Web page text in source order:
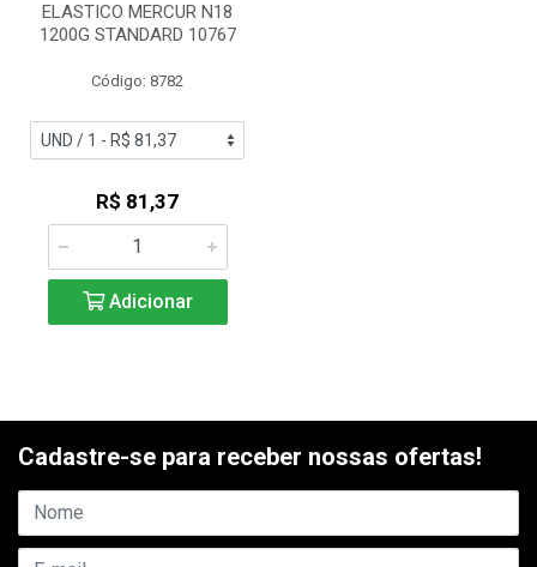
ELASTICO MERCUR N18
1200G STANDARD 10767
Código: 8782
R$ 81,37
Adicionar
Cadastre-se para receber nossas ofertas!